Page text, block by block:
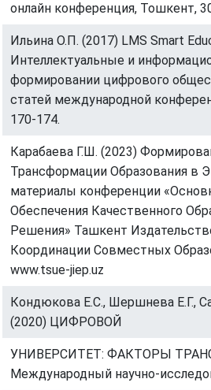
онлайн конференция, Тошкент,
Ильина О.П. (2017) LMS Smart
Интеллектуальные и
формировании цифрового
статей международной
170-174.
Карабаева Г.Ш. (2023)
Трансформации Образования в
материалы конференции
Обеспечения Качественного
Решения» Ташкент
Координации Совместных
www.tsue-jiep.uz
Кондюкова Е.С., Шершнева Е.Г.,
(2020) ЦИФРОВОЙ
УНИВЕРСИТЕТ: ФАКТОРЫ
Международный научно-